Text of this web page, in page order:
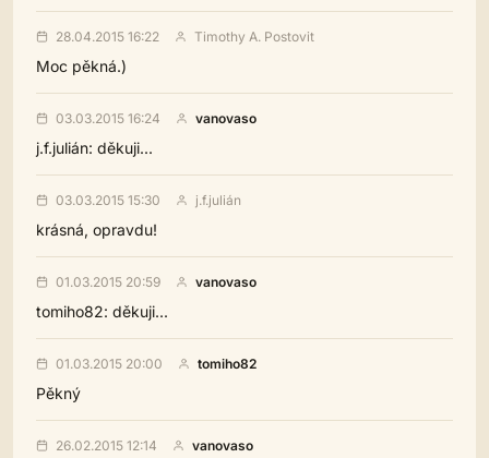
28.04.2015 16:22 Timothy A. Postovit
Moc pěkná.)
03.03.2015 16:24 vanovaso
j.f.julián: děkuji...
03.03.2015 15:30 j.f.julián
krásná, opravdu!
01.03.2015 20:59 vanovaso
tomiho82: děkuji...
01.03.2015 20:00 tomiho82
Pěkný
26.02.2015 12:14 vanovaso